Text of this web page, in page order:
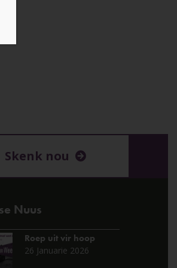
Skenk nou
Nuus
Roep uit vir hoop
26 Januarie 2026